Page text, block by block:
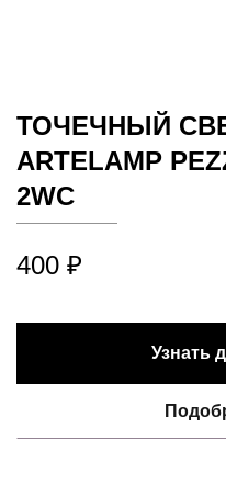
ТОЧЕЧНЫЙ
ARTELAMP
2WC
400 ₽
Узнать